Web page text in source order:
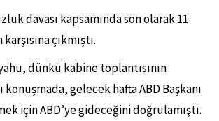
davası kapsamında son olarak 11
çıkmıştı.
dünkü kabine toplantısının
konuşmada, gelecek hafta ABD Başkanı
için ABD’ye gideceğini doğrulamıştı.